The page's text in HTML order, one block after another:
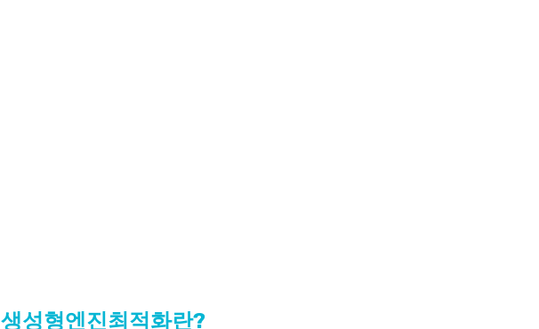
생성형엔진최적화란?